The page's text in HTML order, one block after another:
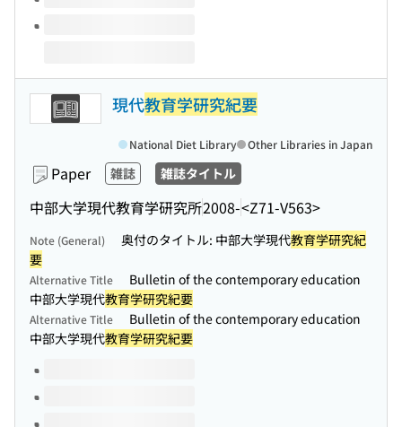
現代教育学研究紀要
Paper 雑誌 雑誌タイトル
中部大学現代教育学研究所2008-<Z71-V563>
National Diet Library Other Libraries in Japan
Note (General) 奥付のタイトル: 中部大学現代教育学研究紀
要
Alternative Title
Bulletin of the contemporary education
中部大学現代教育学研究紀要
Alternative Title
Bulletin of the contemporary education
中部大学現代教育学研究紀要
Volumes of this title